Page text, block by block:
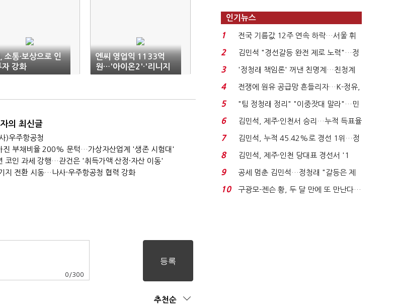
소통·보상으로 인
자 강화
엔씨 영업익 1133억
원…'아이온2'·'리니지
클래식' 반등 견인
의 최신글
)우주항공청
진 부채비율 200% 문턱…가상자산업계 '생존 시험대'
코인 과세 강행…관건은 '취득가액 산정·자산 이동'
지 전환 시동…나사·우주항공청 협력 강화
0 /300
추천순
인기뉴스
1
전국 기름값 12주 연속 하락…서울 휘
발윳값 1909원...
2
김민석 "경선갈등 완전 제로 노력"…정
청래 "반명 공세 사...
3
'정청래 책임론' 꺼낸 친명계…친청계
는 추가투표 때리기...
4
전쟁에 원유 공급망 흔들리자…K-정유,
에너지안보 핵심...
5
"팀 정청래 정리" "이중잣대 말라"…민
주 최고위원 계파 다...
6
김민석, 제주·인천서 승리…누적 득표율
'1위 탈환'(종합)...
7
김민석, 누적 45.42%로 경선 1위…정
청래와 격차 0.86%p(...
8
김민석, 제주·인천 당대표 경선서 '1
위'(1보)...
9
공세 멈춘 김민석…정청래 "갈등은 제
가 수습"
10
구광모-젠슨 황, 두 달 만에 또 만난다…